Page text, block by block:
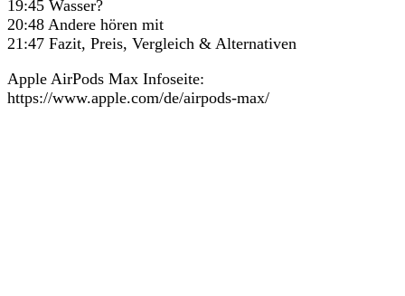
19:45 Wasser?
20:48 Andere hören mit
21:47 Fazit, Preis, Vergleich & Alternativen
Apple AirPods Max Infoseite:
https://www.apple.com/de/airpods-max/